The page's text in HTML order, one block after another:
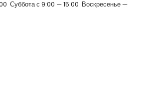
Суббота с 9:00 — 15:00 Воскресенье —